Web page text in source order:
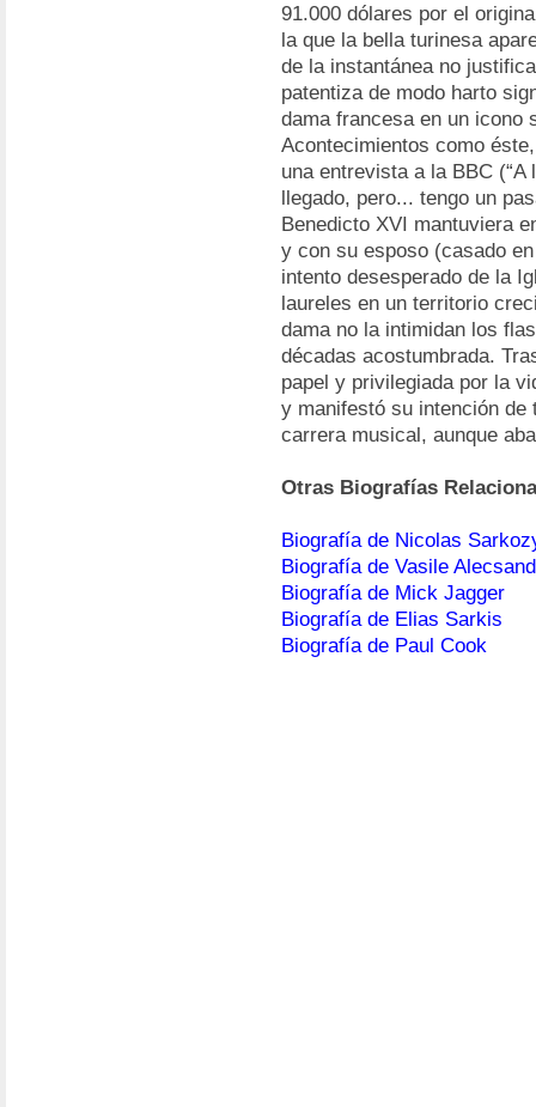
91.000 dólares por el
la que la bella turinesa
de la instantánea no
patentiza de modo harto
dama francesa en un icono
Acontecimientos como
una entrevista a la BBC
llegado, pero... tengo un
Benedicto XVI mantuviera
y con su esposo (casado
intento desesperado de la
laureles en un territorio
dama no la intimidan los
décadas acostumbrada.
papel y privilegiada por la
y manifestó su intención
carrera musical, aunque
Otras Biografías
Biografía de Nicolas
Biografía de Vasile
Biografía de Mick Jagger
Biografía de Elias Sarkis
Biografía de Paul Cook